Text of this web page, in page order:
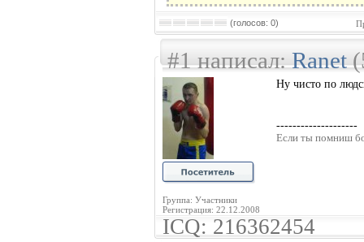
(голосов: 0)
#1 написал:Ranet
Группа: Участники
Регистрация: 22.12.2008
Ну чисто по
--------------------
Если ты помниш
ICQ: 216362454